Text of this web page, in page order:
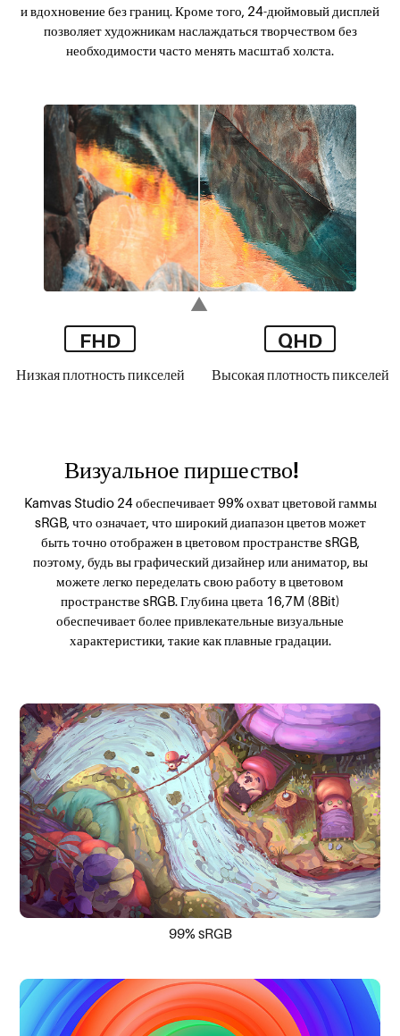
и вдохновение без границ. Кроме того, 24-дюймовый дисплей
позволяет художникам наслаждаться творчеством без
необходимости часто менять масштаб холста.
FHD
Низкая плотность пикселей
QHD
Высокая плотность пикселей
Визуальное пиршество!
Kamvas Studio 24 обеспечивает 99% охват цветовой гаммы
sRGB, что означает, что широкий диапазон цветов может
быть точно отображен в цветовом пространстве sRGB,
поэтому, будь вы графический дизайнер или аниматор, вы
можете легко переделать свою работу в цветовом
пространстве sRGB. Глубина цвета 16,7M (8Bit)
обеспечивает более привлекательные визуальные
характеристики, такие как плавные градации.
99% sRGB